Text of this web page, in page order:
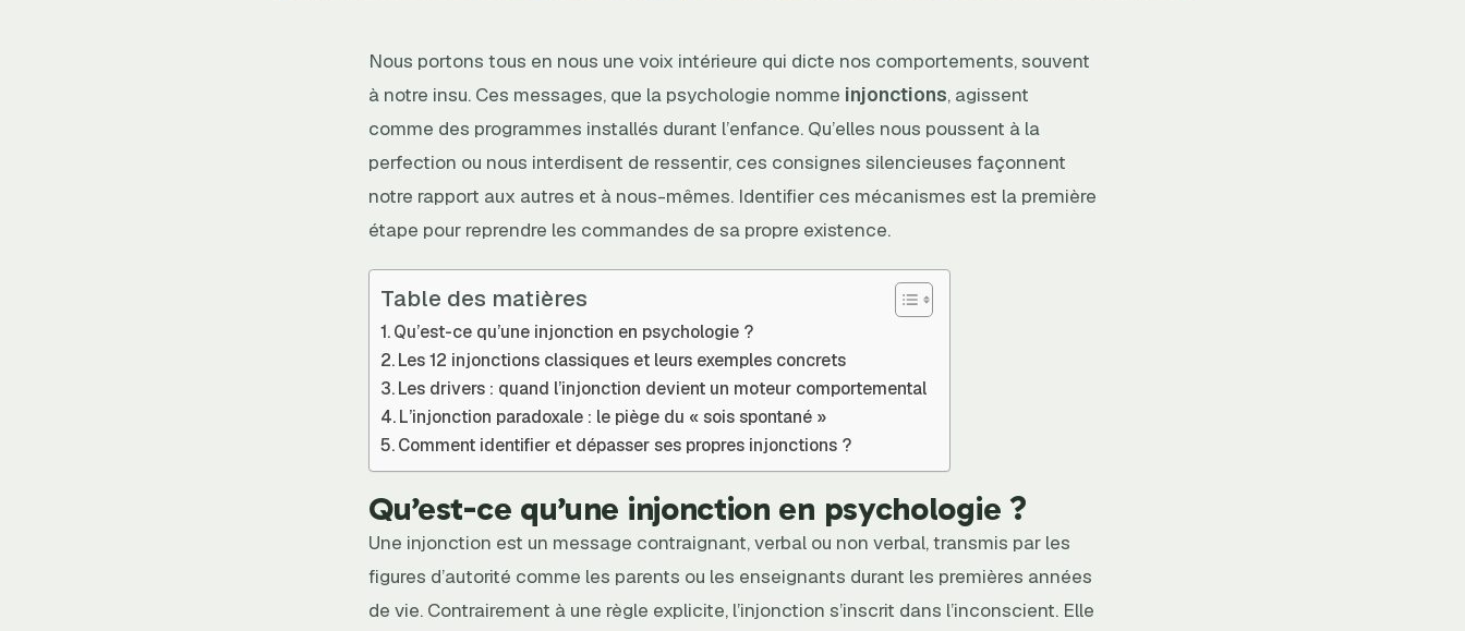
Nous portons tous en nous une voix intérieure qui dicte nos comportements, souvent
à notre insu. Ces messages, que la psychologie nomme injonctions, agissent
comme des programmes installés durant l’enfance. Qu’elles nous poussent à la
perfection ou nous interdisent de ressentir, ces consignes silencieuses façonnent
notre rapport aux autres et à nous-mêmes. Identifier ces mécanismes est la première
étape pour reprendre les commandes de sa propre existence.
Table des matières
Qu’est-ce qu’une injonction en psychologie ?
Les 12 injonctions classiques et leurs exemples concrets
Les drivers : quand l’injonction devient un moteur comportemental
L’injonction paradoxale : le piège du « sois spontané »
Comment identifier et dépasser ses propres injonctions ?
Qu’est-ce qu’une injonction en psychologie ?
Une injonction est un message contraignant, verbal ou non verbal, transmis par les
figures d’autorité comme les parents ou les enseignants durant les premières années
de vie. Contrairement à une règle explicite, l’injonction s’inscrit dans l’inconscient. Elle